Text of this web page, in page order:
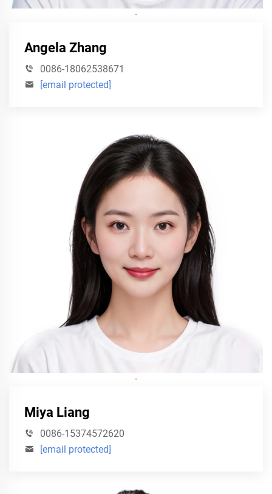
·
Angela Zhang
0086-18062538671
[email protected]
·
Miya Liang
0086-15374572620
[email protected]